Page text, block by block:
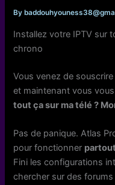
By
Installez votre IPTV sur
chrono
Vous venez de
et maintenant vous
tout ça sur ma télé ?
Pas de panique. Atlas
pour fonctionner
Fini les configurations
chercher sur des